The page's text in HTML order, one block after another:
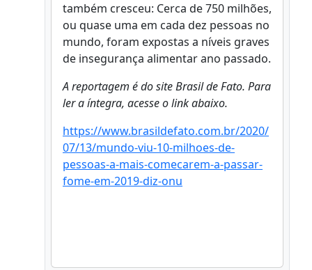
também cresceu: Cerca de 750 milhões,
ou quase uma em cada dez pessoas no
mundo, foram expostas a níveis graves
de insegurança alimentar ano passado.
A reportagem é do site Brasil de Fato. Para
ler a íntegra, acesse o link abaixo.
https://www.brasildefato.com.br/2020/
07/13/mundo-viu-10-milhoes-de-
pessoas-a-mais-comecarem-a-passar-
fome-em-2019-diz-onu